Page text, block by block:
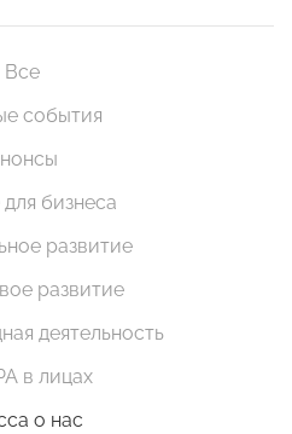
Все
события
бизнеса
развитие
развитие
деятельность
в лицах
о нас